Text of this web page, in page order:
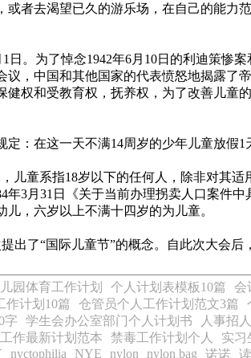
者去渴望已久的游乐场，在自己的能力
日。为了悼念1942年6月10日的利迪策惨
，中国和其他国家的代表愤怒地揭露
权和受教育权，抚养权，为了改善儿童
：在这一天不满14周岁的少年儿童放假1
童系指18岁以下的任何人，除非对其适
3月31日《关于当前办理拐卖人口案件
，六岁以上不满十四岁的为儿童。
了“国际儿童节”的概念。自此次大会
园体育工作计划 个人计划表模板10篇 会
作计划10篇 仓管员个人工作计划范文3篇
字 学生会办公室部门个人计划书 人事招
作最新计划范本 禁毒工作计划个人 实习
nyctophilia NYE nylon nylon bag 诺诺 读